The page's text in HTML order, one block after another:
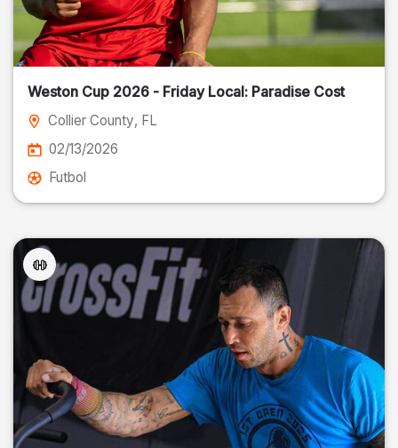
Weston Cup 2026 - Friday Local: Paradise Cost
Collier County, FL
02/13/2026
Futbol